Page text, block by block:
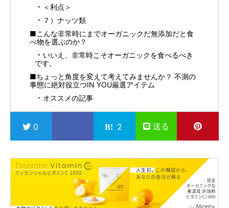
＜利点＞
７）ナッツ類
■こんな非常時にまでオーガニックだ無添加だと食
べ物を選ぶのか？
いいえ、非常時こそオーガニックを食べるべき
です。
■ちょっと角度を変えて考えてみませんか？ 不測の
事態に絶対役立つIN YOU厳選アイテム
オススメの記事
0 2 送る